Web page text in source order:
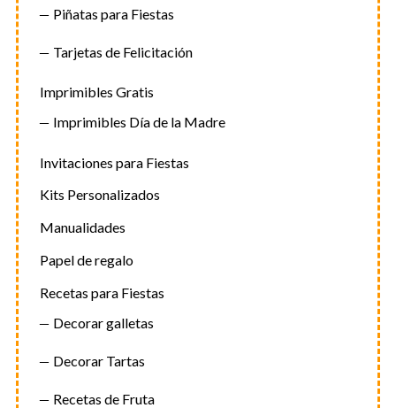
Piñatas para Fiestas
Tarjetas de Felicitación
Imprimibles Gratis
Imprimibles Día de la Madre
Invitaciones para Fiestas
Kits Personalizados
Manualidades
Papel de regalo
Recetas para Fiestas
Decorar galletas
Decorar Tartas
Recetas de Fruta